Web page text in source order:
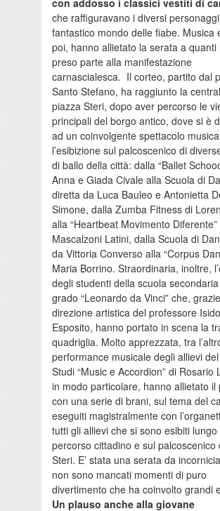
che raffiguravano i diversi
fantastico mondo delle fiabe. Musica
poi, hanno allietato la serata a quanti
preso parte alla manifestazione
carnascialesca. Il corteo, partito dal
Santo Stefano, ha raggiunto la
piazza Steri, dopo aver percorso le
principali del borgo antico, dove si è
ad un coinvolgente spettacolo
l’esibizione sul palcoscenico di
di ballo della città: dalla “Ballet
Anna e Giada Civale alla Scuola di
diretta da Luca Bauleo e Antonietta
Simone, dalla Zumba Fitness di
alla “Heartbeat Movimento Diferente”
Mascalzoni Latini, dalla Scuola di
da Vittoria Converso alla “Corpus
Maria Borrino. Straordinaria, inoltre,
degli studenti della scuola
grado “Leonardo da Vinci” che,
direzione artistica del professore
Esposito, hanno portato in scena la
quadriglia. Molto apprezzata, tra
performance musicale degli allievi
Studi “Music e Accordion” di Rosario
in modo particolare, hanno allietato il
con una serie di brani, sul tema del
eseguiti magistralmente con
tutti gli allievi che si sono esibiti lungo
percorso cittadino e sul palcoscenico
Steri. E’ stata una serata da
non sono mancati momenti di puro
divertimento che ha coinvolto grandi
Un plauso anche alla giovane